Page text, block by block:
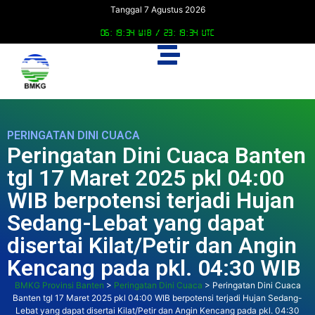
Tanggal 7 Agustus 2026
06:19:35 WIB / 23:19:35 UTC
PERINGATAN DINI CUACA
Peringatan Dini Cuaca Banten
tgl 17 Maret 2025 pkl 04:00
WIB berpotensi terjadi Hujan
Sedang-Lebat yang dapat
disertai Kilat/Petir dan Angin
Kencang pada pkl. 04:30 WIB
BMKG Provinsi Banten > Peringatan Dini Cuaca > Peringatan Dini Cuaca
Banten tgl 17 Maret 2025 pkl 04:00 WIB berpotensi terjadi Hujan Sedang-
Lebat yang dapat disertai Kilat/Petir dan Angin Kencang pada pkl. 04:30